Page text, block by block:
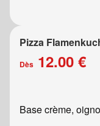
Pizza
Dès 12.00 €
Base crème,